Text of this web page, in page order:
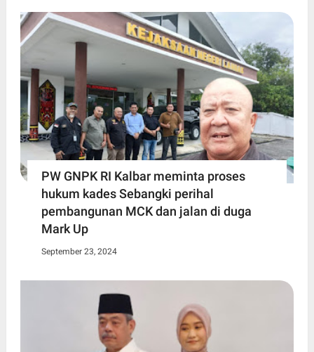
PW GNPK RI Kalbar meminta proses
hukum kades Sebangki perihal
pembangunan MCK dan jalan di duga
Mark Up
September 23, 2024